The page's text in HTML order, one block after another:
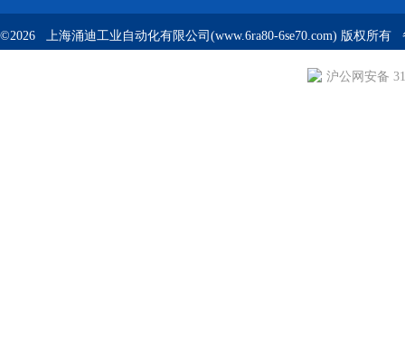
©2026 上海涌迪工业自动化有限公司(www.6ra80-6se70.com) 版权所有
沪公网安备